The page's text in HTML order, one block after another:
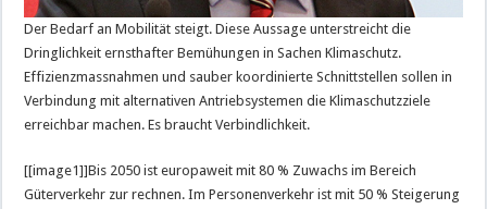
Der Bedarf an Mobilität steigt. Diese Aussage unterstreicht die
Dringlichkeit ernsthafter Bemühungen in Sachen Klimaschutz.
Effizienzmassnahmen und sauber koordinierte Schnittstellen sollen in
Verbindung mit alternativen Antriebsystemen die Klimaschutzziele
erreichbar machen. Es braucht Verbindlichkeit.
[[image1]]Bis 2050 ist europaweit mit 80 % Zuwachs im Bereich
Güterverkehr zur rechnen. Im Personenverkehr ist mit 50 % Steigerung